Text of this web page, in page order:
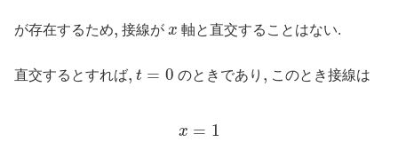
が存在するため,, 接線が x
x 軸と直交することはない.
直交するとすれば,, t = 0
t のときであり ,, このとき接線は
x = 1
1